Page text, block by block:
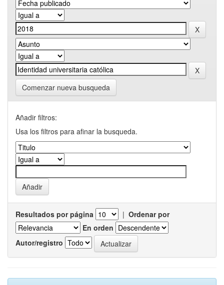
Comenzar nueva busqueda
Añadir filtros:
Usa los filtros para afinar la busqueda.
Resultados por página | Ordenar por
En orden
Autor/registro